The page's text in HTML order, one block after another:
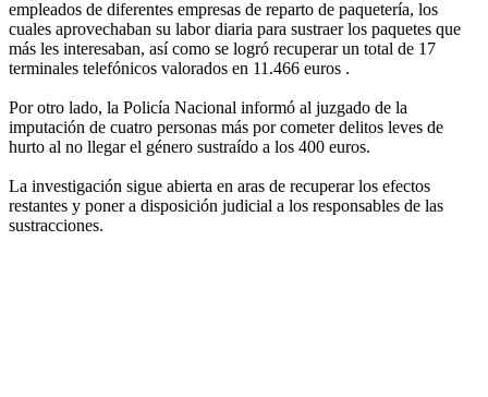
empleados de diferentes empresas de reparto de paquetería, los
cuales aprovechaban su labor diaria para sustraer los paquetes que
más les interesaban, así como se logró recuperar un total de 17
terminales telefónicos valorados en 11.466 euros .
Por otro lado, la Policía Nacional informó al juzgado de la
imputación de cuatro personas más por cometer delitos leves de
hurto al no llegar el género sustraído a los 400 euros.
La investigación sigue abierta en aras de recuperar los efectos
restantes y poner a disposición judicial a los responsables de las
sustracciones.